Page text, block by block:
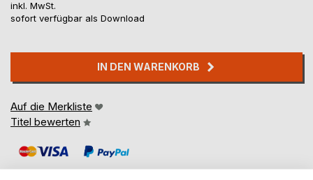
inkl. MwSt.
sofort verfügbar als Download
IN DEN WARENKORB
Auf die Merkliste
Titel bewerten